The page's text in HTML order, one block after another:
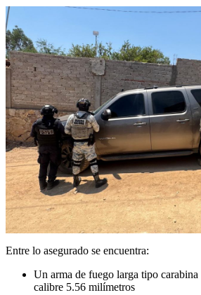
Entre lo asegurado se encuentra:
Un arma de fuego larga tipo
calibre 5.56 milímetros